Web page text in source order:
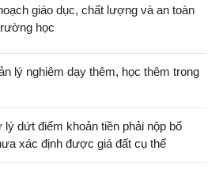
giáo dục, chất lượng và an toàn
học
lý nghiêm dạy thêm, học thêm trong
lý dứt điểm khoản tiền phải nộp bổ
xác định được giá đất cụ thể